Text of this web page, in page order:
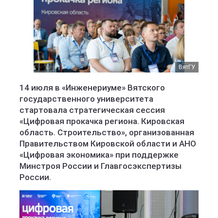
ВятГУ
14 июля в «Инженериуме» Вятского
государственного университета
стартовала стратегическая сессия
«Цифровая прокачка региона. Кировская
область. Строительство», организованная
Правительством Кировской области и АНО
«Цифровая экономика» при поддержке
Минстроя России и Главгосэкспертизы
России.